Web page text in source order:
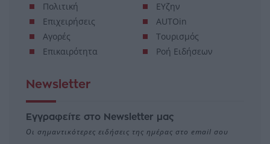
Πολιτική
Επιχειρήσεις
Αγορές
Επικαιρότητα
ΕΥζην
AUTOin
Τουρισμός
Ροή Ειδήσεων
Newsletter
Εγγραφείτε στο Newsletter μας
Οι σημαντικότερες ειδήσεις της ημέρας στο email σου